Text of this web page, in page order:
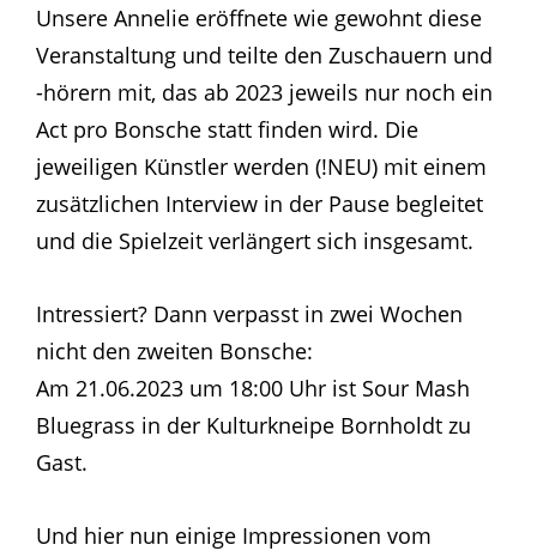
Unsere Annelie eröffnete wie gewohnt diese
Veranstaltung und teilte den Zuschauern und
-hörern mit, das ab 2023 jeweils nur noch ein
Act pro Bonsche statt finden wird. Die
jeweiligen Künstler werden (!NEU) mit einem
zusätzlichen Interview in der Pause begleitet
und die Spielzeit verlängert sich insgesamt.
Intressiert? Dann verpasst in zwei Wochen
nicht den zweiten Bonsche:
Am 21.06.2023 um 18:00 Uhr ist Sour Mash
Bluegrass in der Kulturkneipe Bornholdt zu
Gast.
Und hier nun einige Impressionen vom